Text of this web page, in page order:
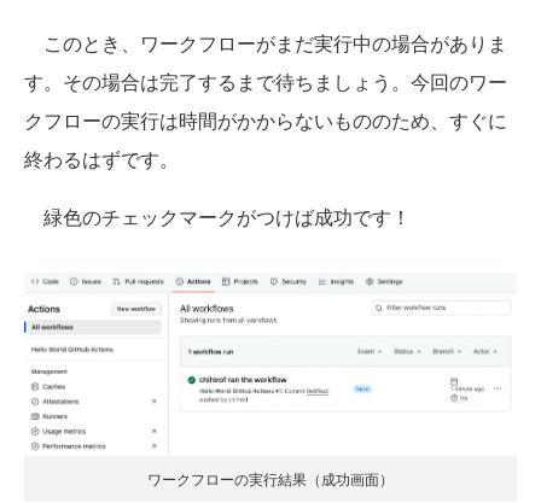
このとき、ワークフローがまだ実行中の場合がありま
す。その場合は完了するまで待ちましょう。今回のワー
クフローの実行は時間がかからないもののため、すぐに
終わるはずです。
緑色のチェックマークがつけば成功です！
ワークフローの実行結果（成功画面）